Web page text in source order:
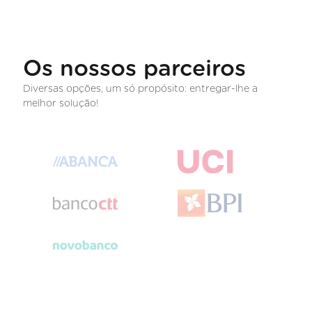
Os nossos parceiros
Diversas opções, um só propósito: entregar-lhe a
melhor solução!